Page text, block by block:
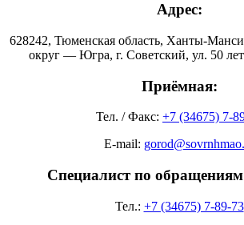
Адрес:
628242, Тюменская область, Ханты-
округ — Югра, г. Советский, ул. 50
Приёмная:
Тел. / Факс: +7 (34675) 7-
E-mail:
Специалист по
Тел.: +7 (34675) 7-89-73